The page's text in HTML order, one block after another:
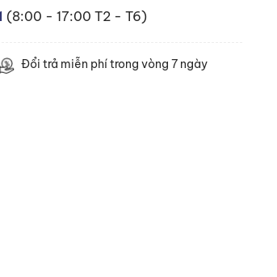
(8:00 - 17:00 T2 - T6)
Đổi trả miễn phí trong vòng 7 ngày